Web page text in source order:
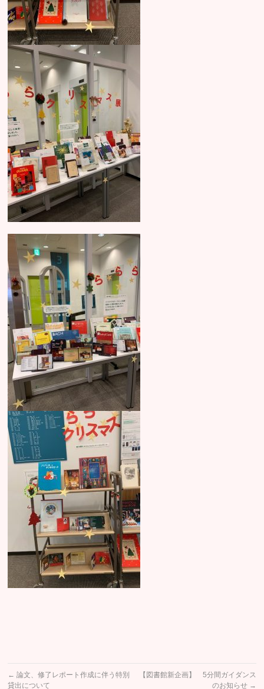
← 論文、修了レポート作成に伴う特別
貸出について
【図書館新企画】 5分間ガイダンス
のお知らせ →